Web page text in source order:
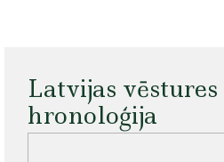
Latvijas
hronoloģija